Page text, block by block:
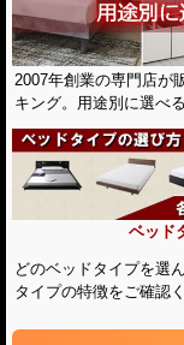
2007年創業の専門店が
キング。用途別に選べる
ベッド
どのベッドタイプを選
タイプの特徴をご確認